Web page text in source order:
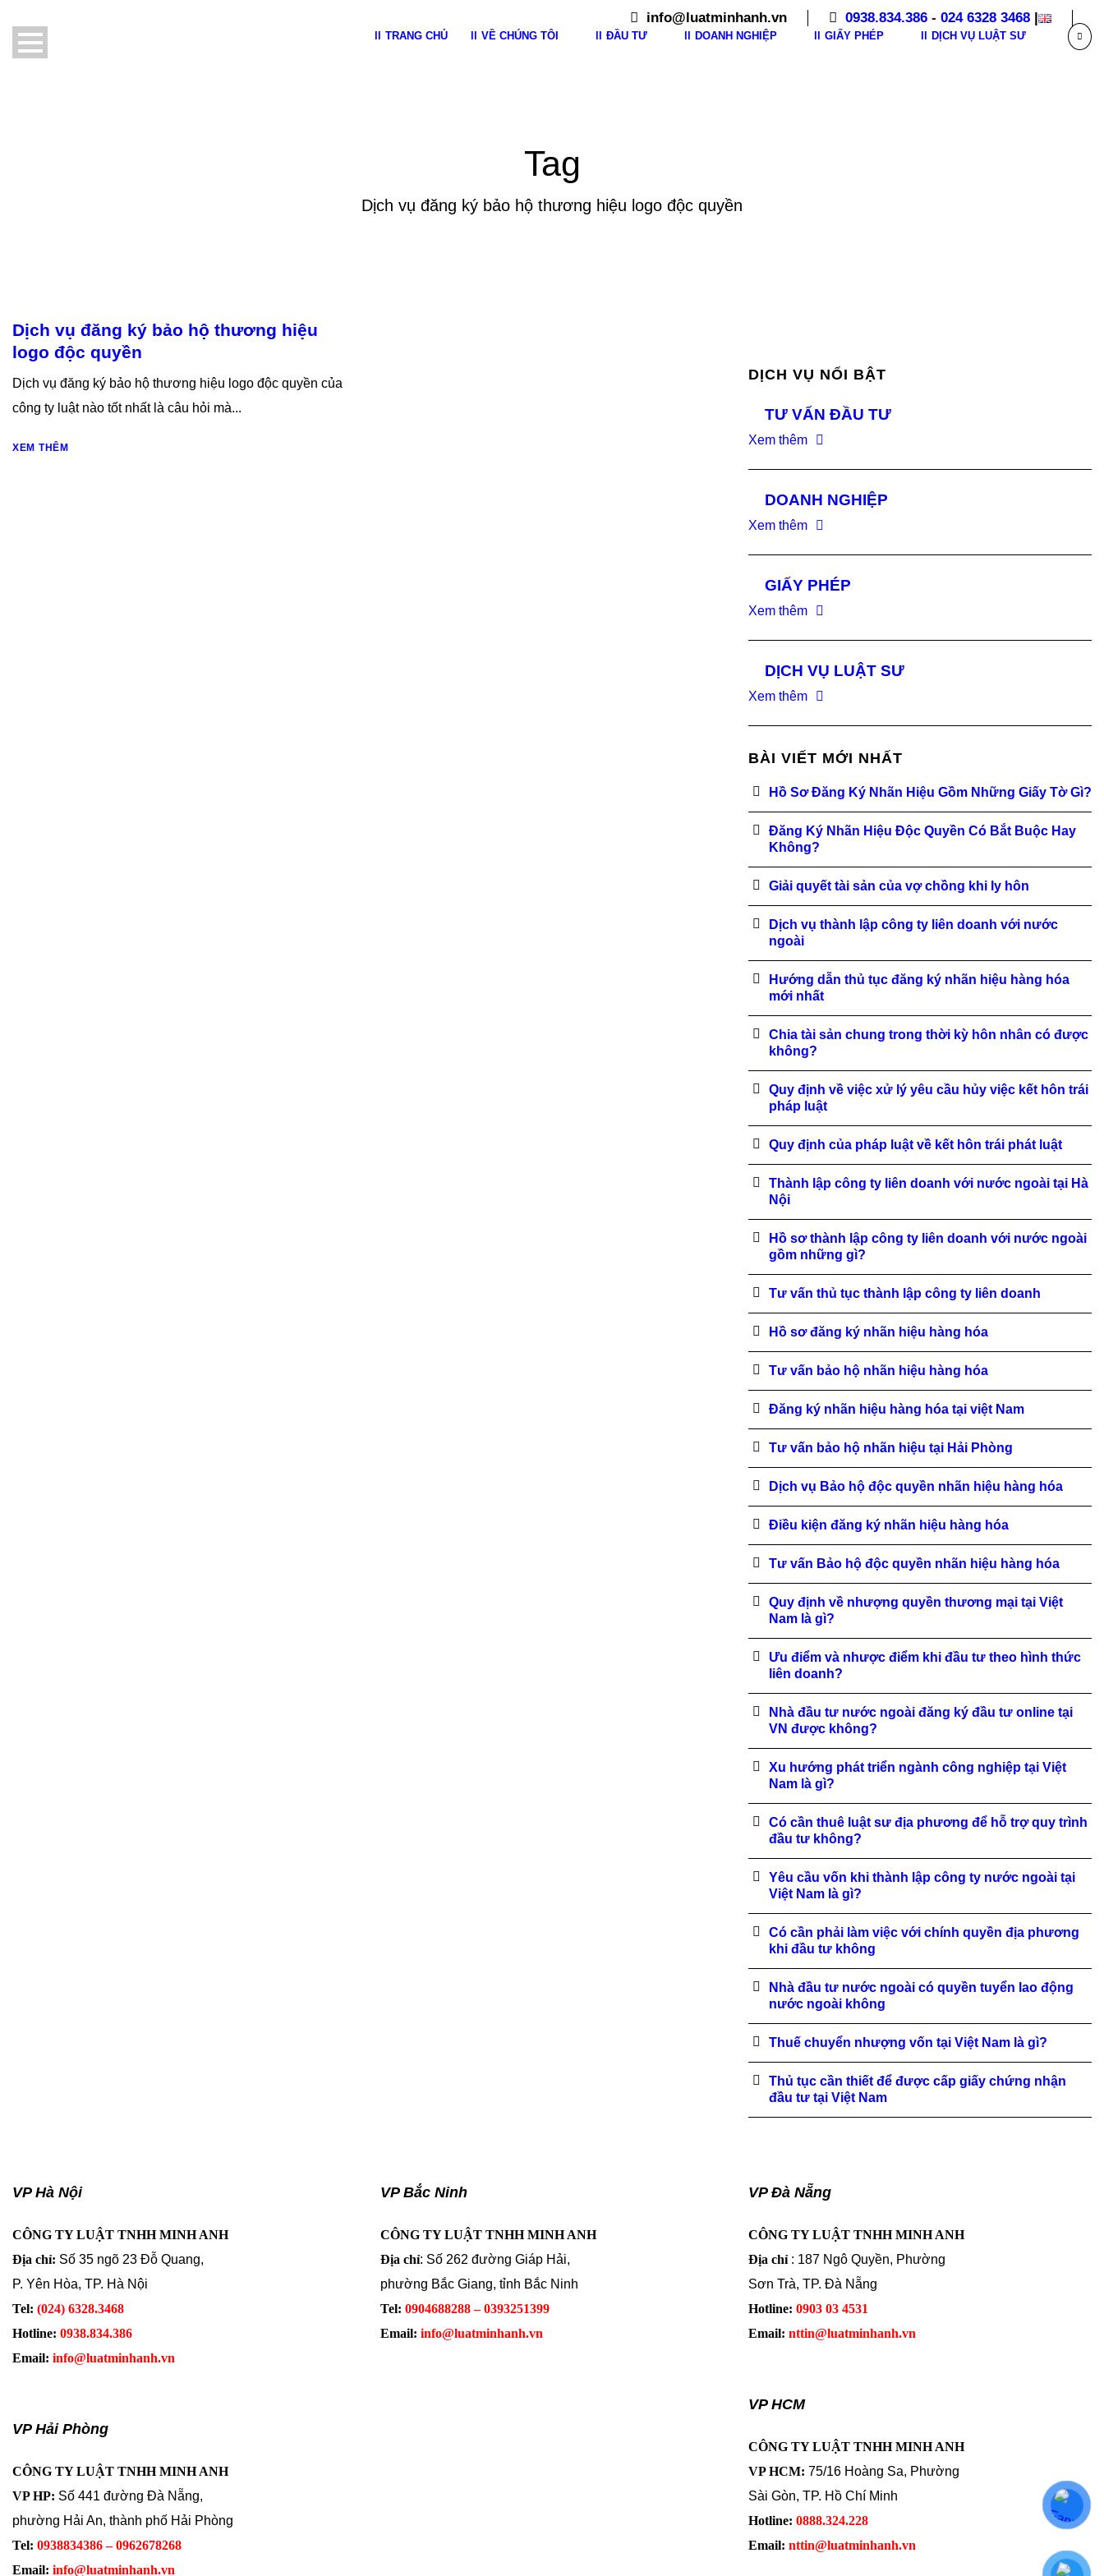
info@luatminhanh.vn 0938.834.386 - 024 6328 3468 |
TRANG CHỦ VỀ CHÚNG TÔI ĐẦU TƯ DOANH NGHIỆP GIẤY PHÉP DỊCH VỤ LUẬT SƯ
Tag
Dịch vụ đăng ký bảo hộ thương hiệu logo độc quyền
Dịch vụ đăng ký bảo hộ thương hiệu
logo độc quyền
Dịch vụ đăng ký bảo hộ thương hiệu logo độc quyền của
công ty luật nào tốt nhất là câu hỏi mà...
XEM THÊM
DỊCH VỤ NỔI BẬT
TƯ VẤN ĐẦU TƯ
Xem thêm
DOANH NGHIỆP
Xem thêm
GIẤY PHÉP
Xem thêm
DỊCH VỤ LUẬT SƯ
Xem thêm
BÀI VIẾT MỚI NHẤT
Hồ Sơ Đăng Ký Nhãn Hiệu Gồm Những Giấy Tờ Gì?
Đăng Ký Nhãn Hiệu Độc Quyền Có Bắt Buộc Hay
Không?
Giải quyết tài sản của vợ chồng khi ly hôn
Dịch vụ thành lập công ty liên doanh với nước
ngoài
Hướng dẫn thủ tục đăng ký nhãn hiệu hàng hóa
mới nhất
Chia tài sản chung trong thời kỳ hôn nhân có được
không?
Quy định về việc xử lý yêu cầu hủy việc kết hôn trái
pháp luật
Quy định của pháp luật về kết hôn trái phát luật
Thành lập công ty liên doanh với nước ngoài tại Hà
Nội
Hồ sơ thành lập công ty liên doanh với nước ngoài
gồm những gì?
Tư vấn thủ tục thành lập công ty liên doanh
Hồ sơ đăng ký nhãn hiệu hàng hóa
Tư vấn bảo hộ nhãn hiệu hàng hóa
Đăng ký nhãn hiệu hàng hóa tại việt Nam
Tư vấn bảo hộ nhãn hiệu tại Hải Phòng
Dịch vụ Bảo hộ độc quyền nhãn hiệu hàng hóa
Điều kiện đăng ký nhãn hiệu hàng hóa
Tư vấn Bảo hộ độc quyền nhãn hiệu hàng hóa
Quy định về nhượng quyền thương mại tại Việt
Nam là gì?
Ưu điểm và nhược điểm khi đầu tư theo hình thức
liên doanh?
Nhà đầu tư nước ngoài đăng ký đầu tư online tại
VN được không?
Xu hướng phát triển ngành công nghiệp tại Việt
Nam là gì?
Có cần thuê luật sư địa phương để hỗ trợ quy trình
đầu tư không?
Yêu cầu vốn khi thành lập công ty nước ngoài tại
Việt Nam là gì?
Có cần phải làm việc với chính quyền địa phương
khi đầu tư không
Nhà đầu tư nước ngoài có quyền tuyển lao động
nước ngoài không
Thuế chuyển nhượng vốn tại Việt Nam là gì?
Thủ tục cần thiết để được cấp giấy chứng nhận
đầu tư tại Việt Nam
VP Hà Nội
CÔNG TY LUẬT TNHH MINH ANH
Địa chỉ: Số 35 ngõ 23 Đỗ Quang,
P. Yên Hòa, TP. Hà Nội
Tel: (024) 6328.3468
Hotline: 0938.834.386
Email: info@luatminhanh.vn
VP Hải Phòng
CÔNG TY LUẬT TNHH MINH ANH
VP HP: Số 441 đường Đà Nẵng,
phường Hải An, thành phố Hải Phòng
Tel: 0938834386 – 0962678268
Email: info@luatminhanh.vn
VP Bắc Ninh
CÔNG TY LUẬT TNHH MINH ANH
Địa chỉ: Số 262 đường Giáp Hải,
phường Bắc Giang, tỉnh Bắc Ninh
Tel: 0904688288 – 0393251399
Email: info@luatminhanh.vn
VP Đà Nẵng
CÔNG TY LUẬT TNHH MINH ANH
Địa chỉ : 187 Ngô Quyền, Phường
Sơn Trà, TP. Đà Nẵng
Hotline: 0903 03 4531
Email: nttin@luatminhanh.vn
VP HCM
CÔNG TY LUẬT TNHH MINH ANH
VP HCM: 75/16 Hoàng Sa, Phường
Sài Gòn, TP. Hồ Chí Minh
Hotline: 0888.324.228
Email: nttin@luatminhanh.vn